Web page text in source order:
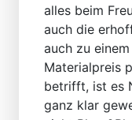
alles beim
auch die
auch zu
Materialpreis
betrifft, ist es
ganz klar